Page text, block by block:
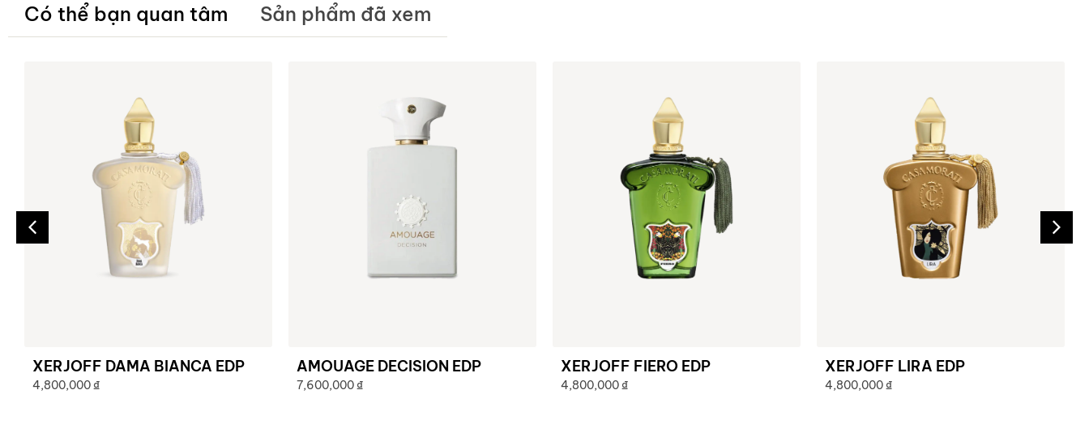
Có thể bạn quan tâm Sản phẩm đã xem
XERJOFF DAMA BIANCA EDP
4,800,000 ₫
AMOUAGE DECISION EDP
7,600,000 ₫
XERJOFF FIERO EDP
4,800,000 ₫
XERJOFF LIRA EDP
4,800,000 ₫